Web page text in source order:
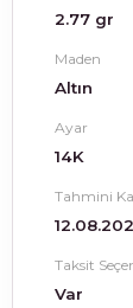
2.77 gr
Maden
Altın
Ayar
14K
Tahmini
Taksit
Var